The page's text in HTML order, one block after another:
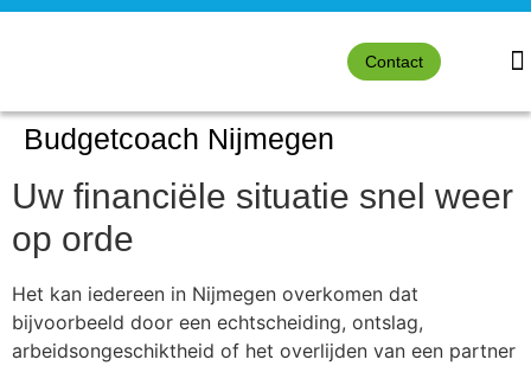
Contact
Budgetcoach Nijmegen
Uw financiële situatie snel weer
op orde
Het kan iedereen in Nijmegen overkomen dat
bijvoorbeeld door een echtscheiding, ontslag,
arbeidsongeschiktheid of het overlijden van een partner